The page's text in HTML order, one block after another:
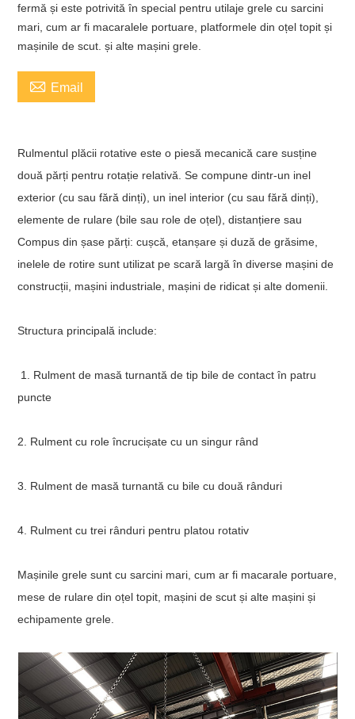
fermă și este potrivită în special pentru utilaje grele cu sarcini
mari, cum ar fi macaralele portuare, platformele din oțel topit și
mașinile de scut. și alte mașini grele.
 Email
Rulmentul plăcii rotative este o piesă mecanică care susține
două părți pentru rotație relativă. Se compune dintr-un inel
exterior (cu sau fără dinți), un inel interior (cu sau fără dinți),
elemente de rulare (bile sau role de oțel), distanțiere sau
Compus din șase părți: cușcă, etanșare și duză de grăsime,
inelele de rotire sunt utilizat pe scară largă în diverse mașini de
construcții, mașini industriale, mașini de ridicat și alte domenii.
Structura principală include:
1. Rulment de masă turnantă de tip bile de contact în patru
puncte
2. Rulment cu role încrucișate cu un singur rând
3. Rulment de masă turnantă cu bile cu două rânduri
4. Rulment cu trei rânduri pentru platou rotativ
Mașinile grele sunt cu sarcini mari, cum ar fi macarale portuare,
mese de rulare din oțel topit, mașini de scut și alte mașini și
echipamente grele.